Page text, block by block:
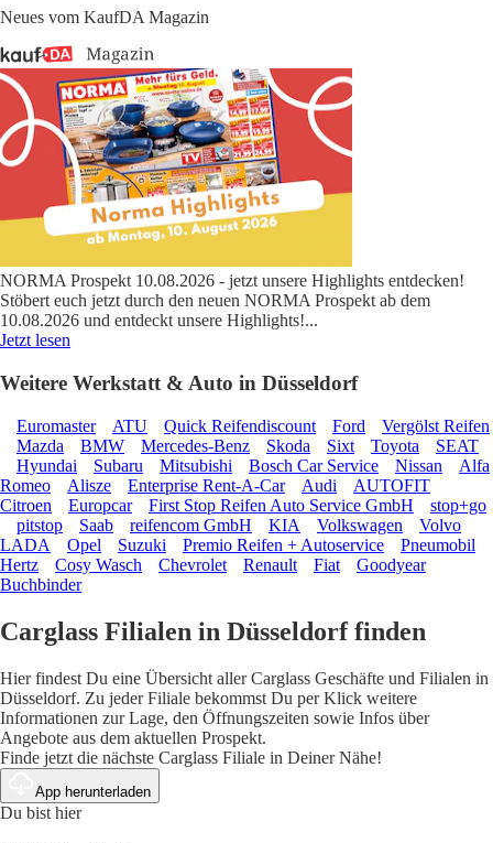
Neues vom KaufDA Magazin
NORMA Prospekt 10.08.2026 - jetzt unsere Highlights entdecken!
Stöbert euch jetzt durch den neuen NORMA Prospekt ab dem
10.08.2026 und entdeckt unsere Highlights!...
Jetzt lesen
Weitere Werkstatt & Auto in Düsseldorf
Euromaster ATU Quick Reifendiscount Ford
Vergölst Reifen
Mazda
BMW Mercedes-Benz Skoda Sixt Toyota
SEAT
Hyundai
Subaru Mitsubishi Bosch Car Service Nissan
Alfa
Romeo
Alisze Enterprise Rent-A-Car Audi
AUTOFIT
Citroen
Europcar First Stop Reifen Auto Service GmbH
stop+go
pitstop
Saab reifencom GmbH KIA Volkswagen
Volvo
LADA
Opel Suzuki Premio Reifen + Autoservice
Pneumobil
Hertz
Cosy Wasch Chevrolet Renault Fiat
Goodyear
Buchbinder
Carglass Filialen in Düsseldorf finden
Hier findest Du eine Übersicht aller Carglass Geschäfte und Filialen in
Düsseldorf. Zu jeder Filiale bekommst Du per Klick weitere
Informationen zur Lage, den Öffnungszeiten sowie Infos über
Angebote aus dem aktuellen Prospekt.
Finde jetzt die nächste Carglass Filiale in Deiner Nähe!
App herunterladen
Du bist hier